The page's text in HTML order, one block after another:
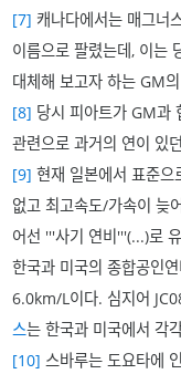
[7] 캐나다에서는 매그너
이름으로 팔렸는데, 이는
대체해 보고자 하는 GM
[8] 당시 피아트가 GM과
관련으로 과거의 연이 있
[9] 현재 일본에서 표준으
없고 최고속도/가속이 늦
어선 '''사기 연비'''(...)로
한국과 미국의 종합공인
6.0km/L이다. 심지어
스는 한국과 미국에서 각
[10] 스바루는 도요타에